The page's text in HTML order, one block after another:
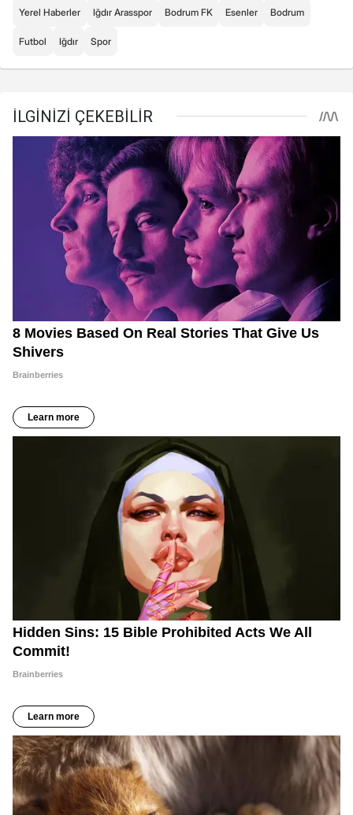
Yerel Haberler Iğdır Arasspor Bodrum FK Esenler Bodrum
Futbol Iğdır Spor